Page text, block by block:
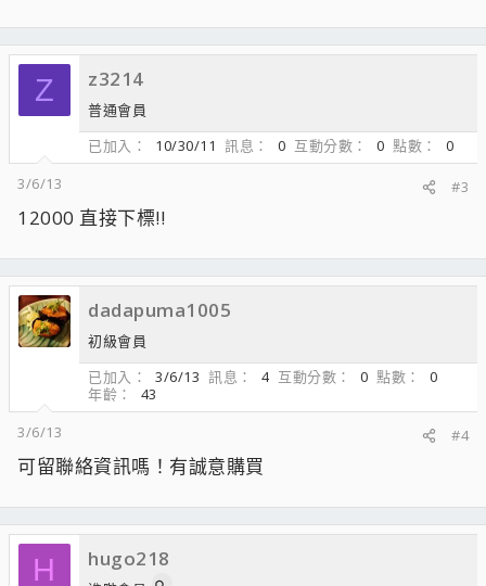
Z z3214
普通會員
已加入
10/30/11 訊息 0 互動分數 0 點數
0
3/6/13
#3
12000 直接下標!!
dadapuma1005
初級會員
已加入
3/6/13 訊息 4 互動分數 0 點數
0
年齡
43
3/6/13
#4
可留聯絡資訊嗎！有誠意購買
H hugo218